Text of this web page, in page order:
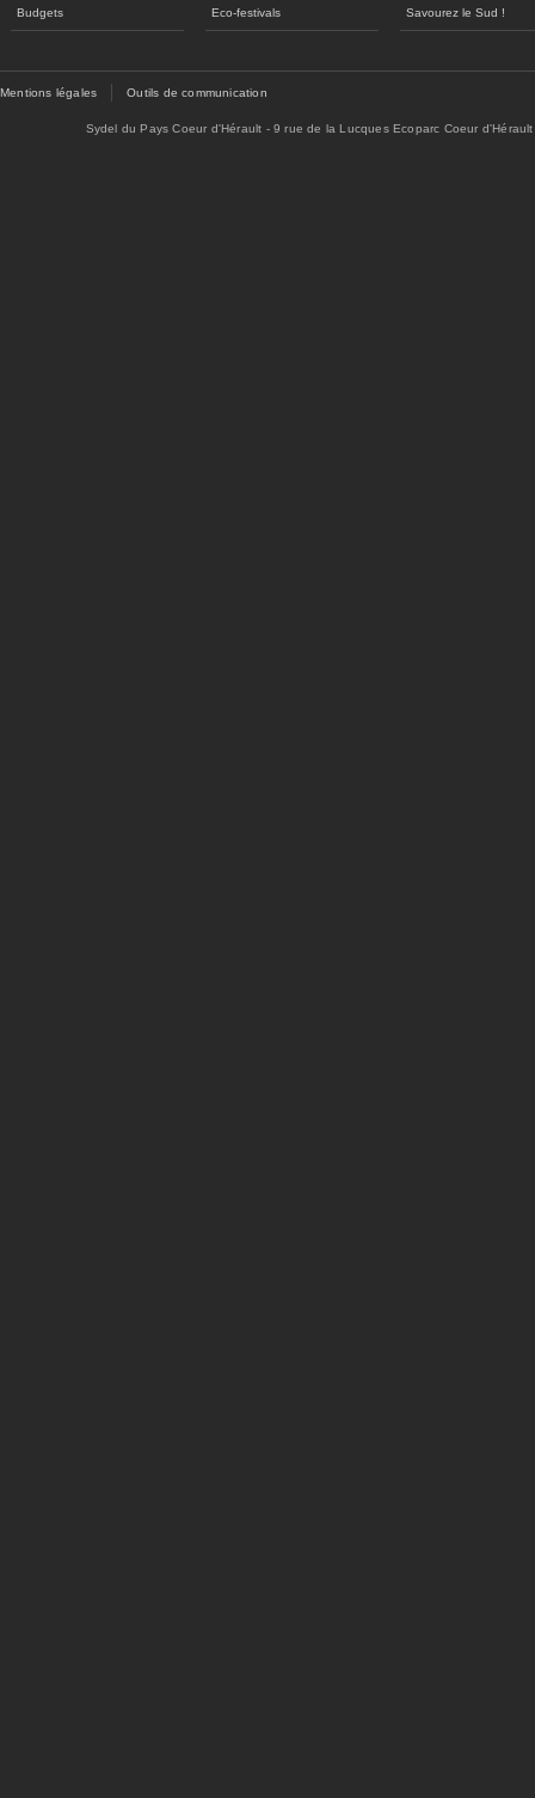
Budgets Eco-festivals Savourez le Sud !
Mentions légales Outils de communication
Sydel du Pays Coeur d'Hérault - 9 rue de la Lucques Ecoparc Coeur